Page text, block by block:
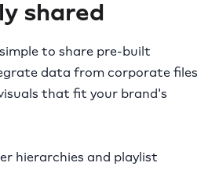
shared
to share pre-built
data from corporate files
that fit your brand's
hierarchies and playlist